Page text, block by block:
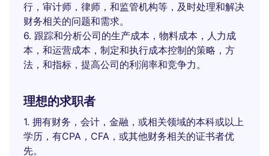
行，审计师，律师，和监管机构等，及时处理和解决
财务相关的问题和需求。
6. 跟踪和分析公司的生产成本，物料成本，人力成
本，和运营成本，制定和执行成本控制的策略，方
法，和指标，提高公司的利润率和竞争力。
理想的求职者
1. 拥有财务，会计，金融，或相关领域的本科或以上
学历，有CPA，CFA，或其他财务相关的证书者优
先。